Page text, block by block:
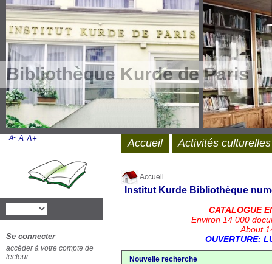
Bibliothèque Kurde de Paris
Accueil
Institut Kurde Bibliothèque
CATALOGUE
Environ 14 000
About
OUVERTURE:
Nouvelle recherche
Accueil Activités culturelles
A- A A+
Se connecter
accéder à votre compte de
lecteur